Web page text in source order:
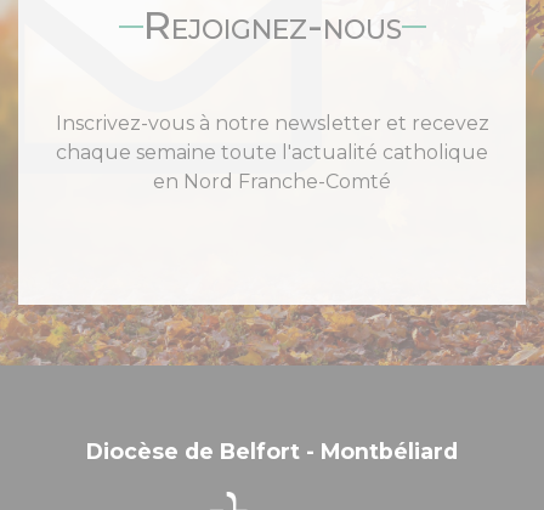
Rejoignez-nous
Inscrivez-vous à notre newsletter et recevez
chaque semaine toute l'actualité catholique
en Nord Franche-Comté
Diocèse de Belfort - Montbéliard